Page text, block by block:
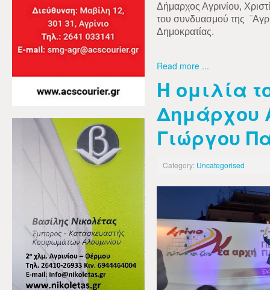
Δήμαρχος Αγρινίου,
του συνδυασμού της
Δημοκρατίας.
Read more ...
Η ομιλία
Δημάρχου
Γιώργου
Category: Uncategorised